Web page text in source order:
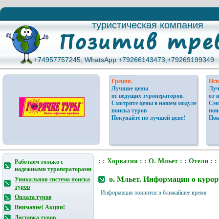
туристическая компания
туристическая компания
+74957757245, WhatsApp +79266143473,+79269199349
+74957757245, WhatsApp +79266143473,+79269199349
Греция.
Лучшие цены
от ведущих туроператоров.
Смотрите цены в нашем модуле
поиска туров
Покупайте по лучшей цене!
от
Работаем только с
надежными туроператорами
Уникальная система поиска
туров
Оплата туров
Внимание! Акции!
Доставка туров
: : Хорватия : : О. Мльет : : Отели : :
о. Мльет. Информация о
Информация появится в ближайшее время